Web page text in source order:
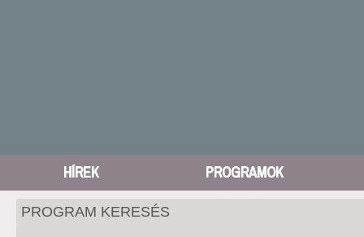
HÍREK PROGRAMOK
PROGRAM KERESÉS